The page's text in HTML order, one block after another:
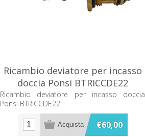
Ricambio deviatore per incasso
doccia Ponsi BTRICCDE22
Ricambio deviatore per incasso doccia
Ponsi BTRICCDE22
€60,00